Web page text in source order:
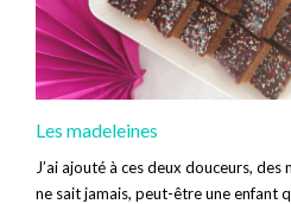
Les madeleines
J’ai ajouté à ces deux douceurs,
ne sait jamais, peut-être une enfant